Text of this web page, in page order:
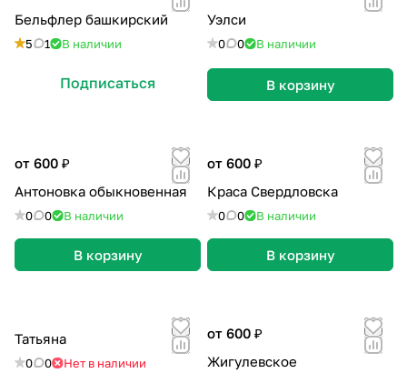
Бельфлер башкирский
5 1 В наличии
Подписаться
Уэлси
0 0 В наличии
В корзину
от 600 ₽
Антоновка обыкновенная
0 0 В наличии
В корзину
от 600 ₽
Краса Свердловска
0 0 В наличии
В корзину
Татьяна
0 0 Нет в наличии
от 600 ₽
Жигулевское